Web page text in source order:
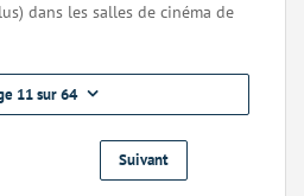
dans les salles de cinéma de
11 sur 64
Suivant